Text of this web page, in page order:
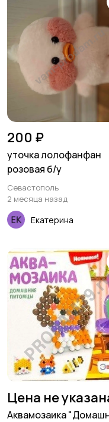
200 ₽
уточка лолофанфан
розовая б/у
Севастополь
2 месяца назад
Екатерина
Цена не
Аквамозаика